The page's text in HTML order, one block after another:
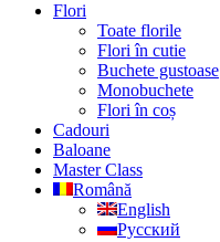
Flori
Toate florile
Flori în cutie
Buchete gustoase
Monobuchete
Flori în coș
Cadouri
Baloane
Master Class
Română
English
Русский